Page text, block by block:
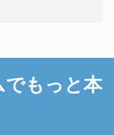
もっと本